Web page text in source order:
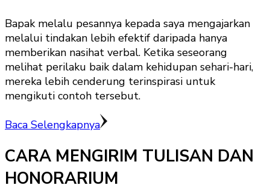
Bapak melalu pesannya kepada saya mengajarkan
melalui tindakan lebih efektif daripada hanya
memberikan nasihat verbal. Ketika seseorang
melihat perilaku baik dalam kehidupan sehari-hari,
mereka lebih cenderung terinspirasi untuk
mengikuti contoh tersebut.
Baca Selengkapnya
CARA MENGIRIM TULISAN DAN
HONORARIUM